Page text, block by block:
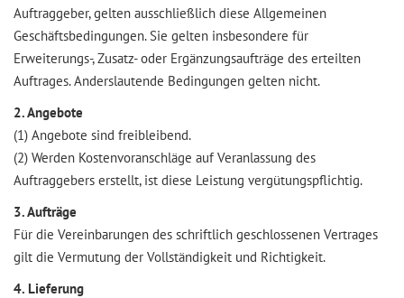
Auftraggeber, gelten ausschließlich diese Allgemeinen
Geschäftsbedingungen. Sie gelten insbesondere für
Erweiterungs-, Zusatz- oder Ergänzungsaufträge des erteilten
Auftrages. Anderslautende Bedingungen gelten nicht.
2. Angebote
(1) Angebote sind freibleibend.
(2) Werden Kostenvoranschläge auf Veranlassung des
Auftraggebers erstellt, ist diese Leistung vergütungspflichtig.
3. Aufträge
Für die Vereinbarungen des schriftlich geschlossenen Vertrages
gilt die Vermutung der Vollständigkeit und Richtigkeit.
4. Lieferung